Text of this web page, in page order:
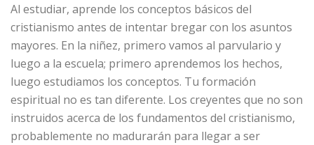
Al estudiar, aprende los conceptos básicos del
cristianismo antes de intentar bregar con los asuntos
mayores. En la niñez, primero vamos al parvulario y
luego a la escuela; primero aprendemos los hechos,
luego estudiamos los conceptos. Tu formación
espiritual no es tan diferente. Los creyentes que no son
instruidos acerca de los fundamentos del cristianismo,
probablemente no madurarán para llegar a ser